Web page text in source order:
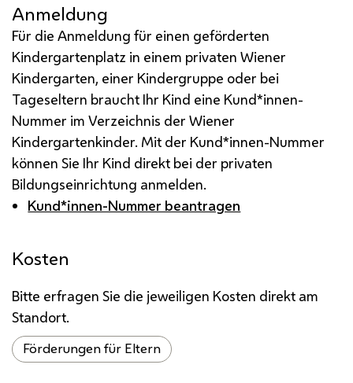
Anmeldung
Für die Anmeldung für einen geförderten
Kindergartenplatz in einem privaten Wiener
Kindergarten, einer Kindergruppe oder bei
Tageseltern braucht Ihr Kind eine Kund*innen-
Nummer im Verzeichnis der Wiener
Kindergartenkinder. Mit der Kund*innen-Nummer
können Sie Ihr Kind direkt bei der privaten
Bildungseinrichtung anmelden.
Kund*innen-Nummer beantragen
Kosten
Bitte erfragen Sie die jeweiligen Kosten direkt am
Standort.
Förderungen für Eltern